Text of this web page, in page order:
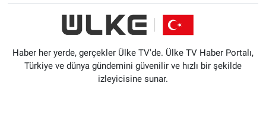
Haber her yerde, gerçekler Ülke TV'de. Ülke TV Haber Portalı,
Türkiye ve dünya gündemini güvenilir ve hızlı bir şekilde
izleyicisine sunar.